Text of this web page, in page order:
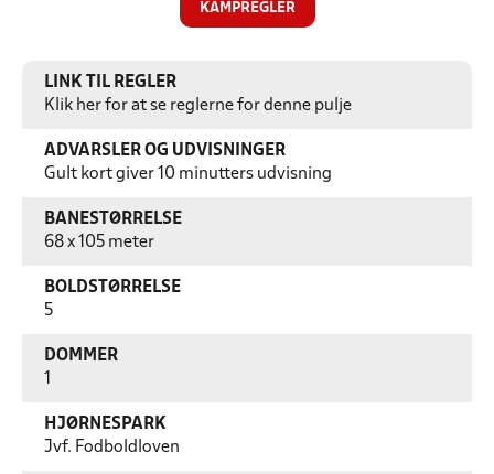
KAMPREGLER
LINK TIL REGLER
Klik her for at se reglerne for denne pulje
ADVARSLER OG UDVISNINGER
Gult kort giver 10 minutters udvisning
BANESTØRRELSE
68 x 105 meter
BOLDSTØRRELSE
5
DOMMER
HJØRNESPARK
Jvf. Fodboldloven